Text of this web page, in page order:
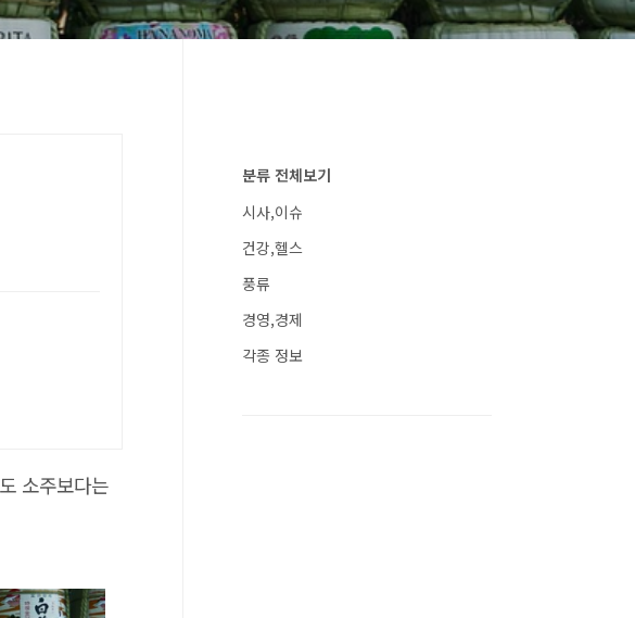
소주보다는
분류 전체보기
시사,이슈
건강,헬스
풍류
경영,경제
각종 정보